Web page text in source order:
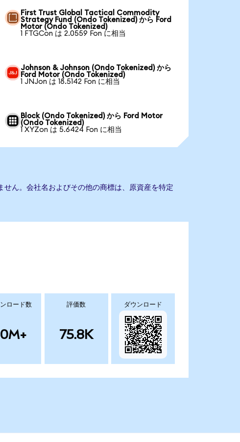
First Trust Global Tactical Commodity
Strategy Fund (Ondo Tokenized) から Ford
Motor (Ondo Tokenized)
1 FTGCon は 2.0559 Fon に相当
Johnson & Johnson (Ondo Tokenized) から
Ford Motor (Ondo Tokenized)
1 JNJon は 18.5142 Fon に相当
Block (Ondo Tokenized) から Ford Motor
(Ondo Tokenized)
1 XYZon は 5.6424 Fon に相当
ん。会社名およびその他の商標は、原資産を特定
ロード数 評価数
75.8K
ダウンロード